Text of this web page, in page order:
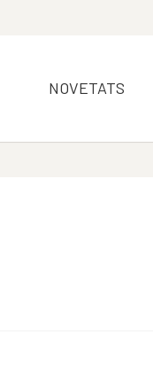
NOVETATS